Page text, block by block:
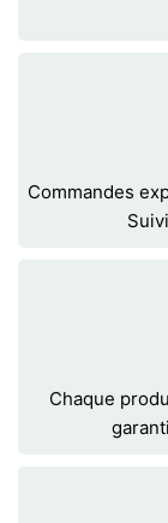
Commandes
Chaque